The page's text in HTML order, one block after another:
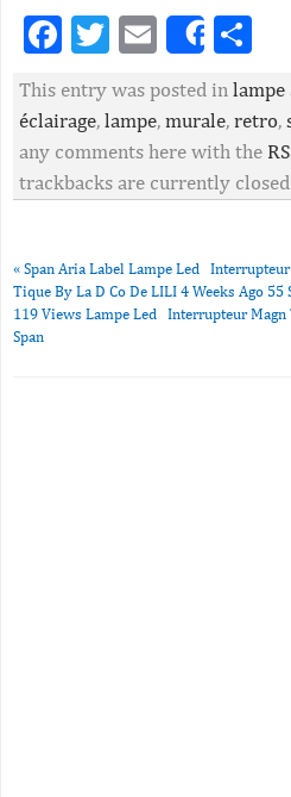
Facebook
Twitter
EmailShare
This entry was posted in lampe
éclairage, lampe, murale, retro,
any comments here with the
trackbacks are currently
« Span Aria Label Lampe Led
Tique By La D Co De LILI 4 Weeks Ago 55
119 Views Lampe Led Interrupteur Magn
Span